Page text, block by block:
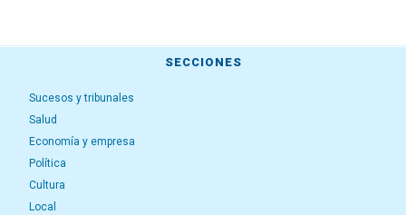
SECCIONES
Sucesos y tribunales
Salud
Economía y empresa
Política
Cultura
Local